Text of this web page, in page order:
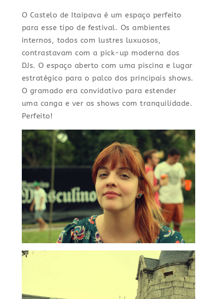
O Castelo de Itaipava é um espaço perfeito
para esse tipo de festival. Os ambientes
internos, todos com lustres luxuosos,
contrastavam com a pick-up moderna dos
DJs. O espaço aberto com uma piscina e lugar
estratégico para o palco dos principais shows.
O gramado era convidativo para estender
uma canga e ver os shows com tranquilidade.
Perfeito!